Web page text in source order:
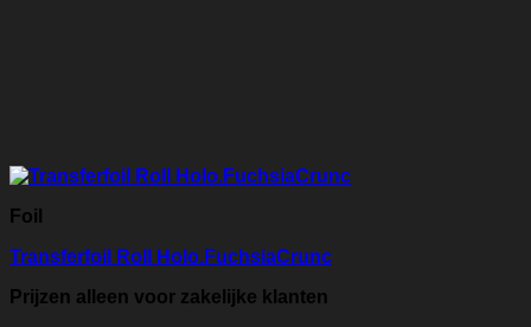
Foil
Transferfoil Roll Holo.FuchsiaCrunc
Prijzen alleen voor zakelijke klanten